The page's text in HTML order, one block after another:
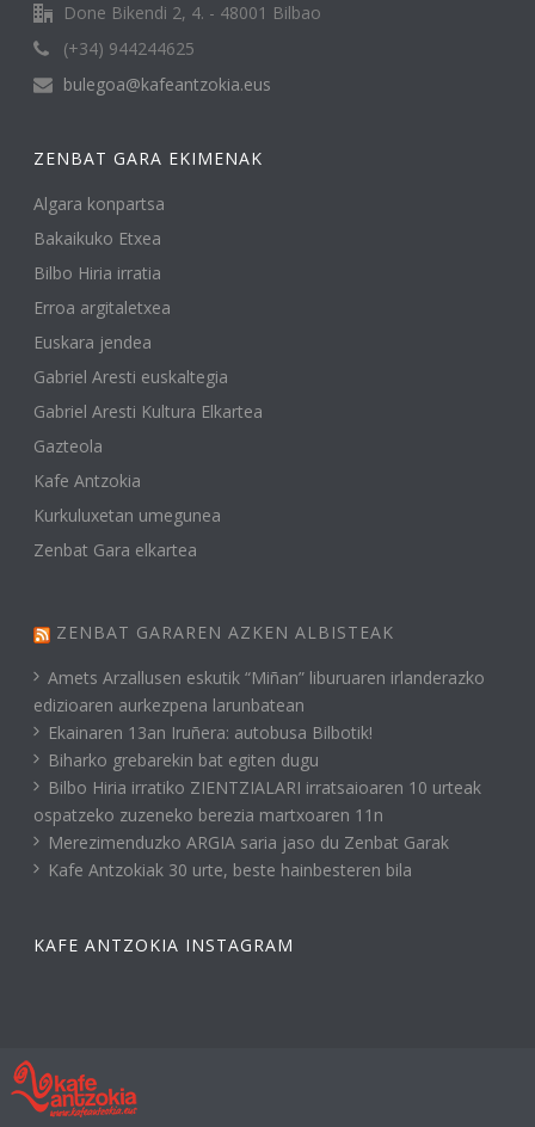
Done Bikendi 2, 4. - 48001 Bilbao
(+34) 944244625
bulegoa@kafeantzokia.eus
ZENBAT GARA EKIMENAK
Algara konpartsa
Bakaikuko Etxea
Bilbo Hiria irratia
Erroa argitaletxea
Euskara jendea
Gabriel Aresti euskaltegia
Gabriel Aresti Kultura Elkartea
Gazteola
Kafe Antzokia
Kurkuluxetan umegunea
Zenbat Gara elkartea
ZENBAT GARAREN AZKEN ALBISTEAK
Amets Arzallusen eskutik “Miñan” liburuaren irlanderazko
edizioaren aurkezpena larunbatean
Ekainaren 13an Iruñera: autobusa Bilbotik!
Biharko grebarekin bat egiten dugu
Bilbo Hiria irratiko ZIENTZIALARI irratsaioaren 10 urteak
ospatzeko zuzeneko berezia martxoaren 11n
Merezimenduzko ARGIA saria jaso du Zenbat Garak
Kafe Antzokiak 30 urte, beste hainbesteren bila
KAFE ANTZOKIA INSTAGRAM